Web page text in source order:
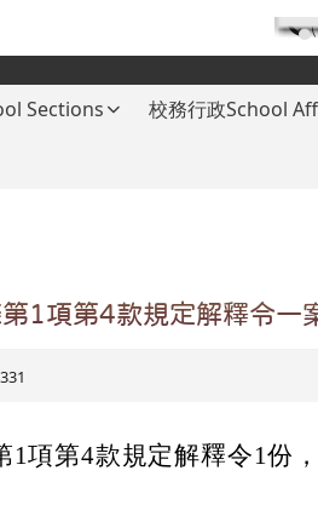
Sections 校務行政School
1項第4款規定解釋令一
1項第4款規定解釋令1份